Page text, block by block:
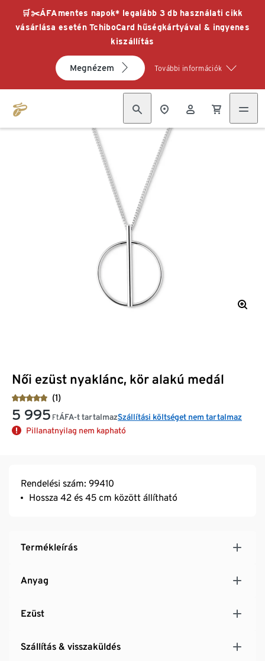
🛒✂️ÁFAmentes napok* legalább 3 db használati cikk
vásárlása esetén TchiboCard hűségkártyával & ingyenes
kiszállítás
Megnézem További információk
Női ezüst nyaklánc, kör alakú medál
(1)
5 995 FtÁFA-t tartalmazSzállítási költséget nem tartalmaz
Pillanatnyilag nem kapható
Rendelési szám: 99410
Hossza 42 és 45 cm között állítható
Termékleírás
Anyag
Ezüst
Szállítás & visszaküldés